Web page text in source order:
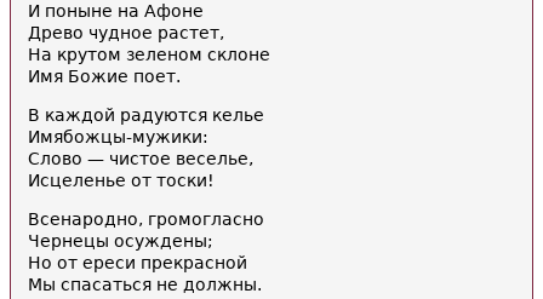
И поныне на Афоне
Древо чудное растет,
На крутом зеленом склоне
Имя Божие поет.
В каждой радуются келье
Имябожцы-мужики:
Слово — чистое веселье,
Исцеленье от тоски!
Всенародно, громогласно
Чернецы осуждены;
Но от ереси прекрасной
Мы спасаться не должны.